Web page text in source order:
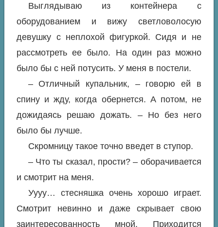
Выглядываю из контейнера с
оборудованием и вижу светловолосую
девушку с неплохой фигуркой. Сидя и не
рассмотреть ее было. На один раз можно
было бы с ней потусить. У меня в постели.
– Отличный купальник, – говорю ей в
спину и жду, когда обернется. А потом, не
дожидаясь решаю дожать. – Но без него
было бы лучше.
Скромницу такое точно введет в ступор.
– Что ты сказал, прости? – оборачивается
и смотрит на меня.
Уууу… стесняшка очень хорошо играет.
Смотрит невинно и даже скрывает свою
заинтересованность мной. Приходится